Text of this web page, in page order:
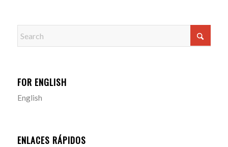
FOR ENGLISH
English
ENLACES RÁPIDOS